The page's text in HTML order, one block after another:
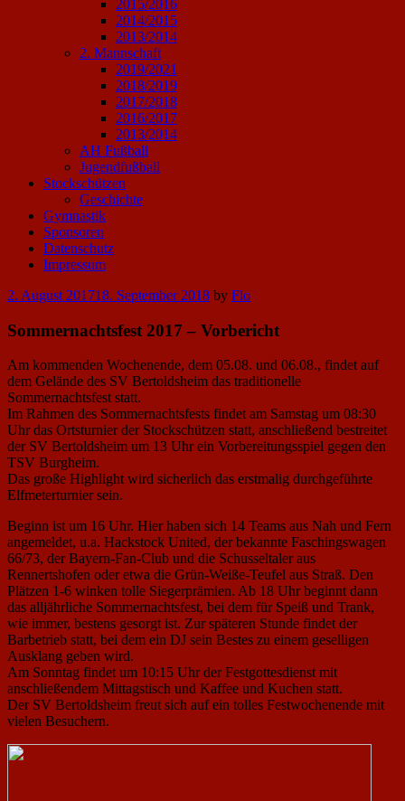
2015/2016
2014/2015
2013/2014
2. Mannschaft
2019/2021
2018/2019
2017/2018
2016/2017
2013/2014
AH Fußball
Jugendfußball
Stockschützen
Geschichte
Gymnastik
Sponsoren
Datenschutz
Impressum
Posted
2. August 201718. September 2018 by Flo
Sommernachtsfest 2017 – Vorbericht
Am kommenden Wochenende, dem 05.08. und 06.08., findet auf
dem Gelände des SV Bertoldsheim das traditionelle
Sommernachtsfest statt.
Im Rahmen des Sommernachtsfests findet am Samstag um 08:30
Uhr das Ortsturnier der Stockschützen statt, anschließend bestreitet
der SV Bertoldsheim um 13 Uhr ein Vorbereitungsspiel gegen den
TSV Burgheim.
Das große Highlight wird sicherlich das erstmalig durchgeführte
Elfmeterturnier sein.
Beginn ist um 16 Uhr. Hier haben sich 14 Teams aus Nah und Fern
angemeldet, u.a. Hackstock United, der bekannte Faschingswagen
66/73, der Bayern-Fan-Club und die Schusseltaler aus
Rennertshofen oder etwa die Grün-Weiße-Teufel aus Straß. Den
Plätzen 1-6 winken tolle Siegerprämien. Ab 18 Uhr beginnt dann
das alljährliche Sommernachtsfest, bei dem für Speiß und Trank,
wie immer, bestens gesorgt ist. Zur späteren Stunde findet der
Barbetrieb statt, bei dem ein DJ sein Bestes zu einem geselligen
Ausklang geben wird.
Am Sonntag findet um 10:15 Uhr der Festgottesdienst mit
anschließendem Mittagstisch und Kaffee und Kuchen statt.
Der SV Bertoldsheim freut sich auf ein tolles Festwochenende mit
vielen Besuchern.